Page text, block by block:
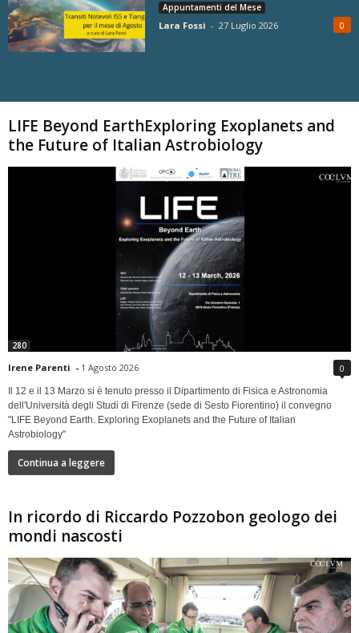
Appuntamenti del Mese
Lara Fossi - 27 Luglio 2026 0
LIFE Beyond EarthExploring Exoplanets and
the Future of Italian Astrobiology
280
Irene Parenti - 1 Agosto 2026 0
Il 12 e il 13 Marzo si è tenuto presso il Dipartimento di Fisica e Astronomia
dell'Università degli Studi di Firenze (sede di Sesto Fiorentino) il convegno
"LIFE Beyond Earth. Exploring Exoplanets and the Future of Italian
Astrobiology"
Continua a leggere
In ricordo di Riccardo Pozzobon geologo dei
mondi nascosti